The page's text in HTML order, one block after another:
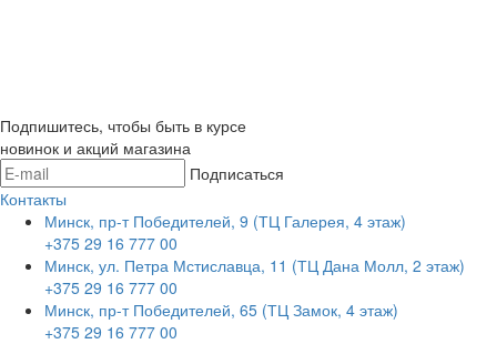
Подпишитесь, чтобы быть в курсе
новинок и акций магазина
Подписаться
Контакты
Минск, пр-т Победителей, 9 (ТЦ Галерея, 4 этаж)
+375 29 16 777 00
Минск, ул. Петра Мстиславца, 11 (ТЦ Дана Молл, 2 этаж)
+375 29 16 777 00
Минск, пр-т Победителей, 65 (ТЦ Замок, 4 этаж)
+375 29 16 777 00